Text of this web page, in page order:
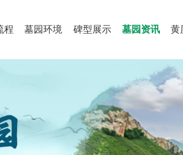
程 墓园环境 碑型展示 墓园资讯 黄